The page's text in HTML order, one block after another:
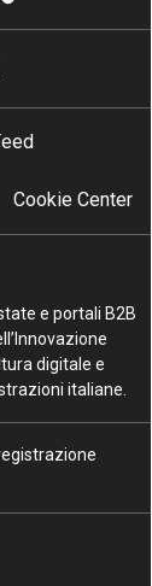
Cookie Center
e portali B2B
digitale e
italiane.